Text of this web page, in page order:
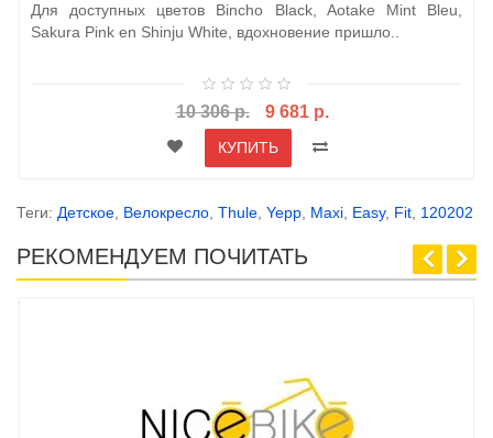
Для доступных цветов Bincho Black, Aotake Mint Bleu,
Sakura Pink en Shinju White, вдохновение пришло..
10 306 р. 9 681 р.
КУПИТЬ
Теги: Детское Велокресло Thule Yepp Maxi Easy, Fit 120202
РЕКОМЕНДУЕМ ПОЧИТАТЬ